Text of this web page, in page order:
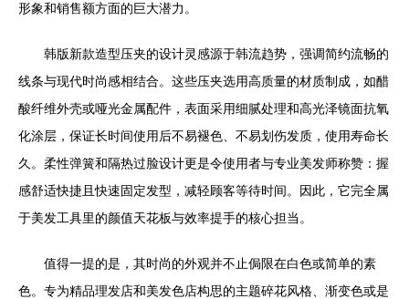
形象和销售额方面的巨大潜力。
韩版新款造型压夹的设计灵感源于韩流趋势，强调简约流畅的
线条与现代时尚感相结合。这些压夹选用高质量的材质制成，如醋
酸纤维外壳或哑光金属配件，表面采用细腻处理和高光泽镜面抗氧
化涂层，保证长时间使用后不易褪色、不易划伤发质，使用寿命长
久。柔性弹簧和隔热过脸设计更是令使用者与专业美发师称赞：握
感舒适快捷且快速固定发型，减轻顾客等待时间。因此，它完全属
于美发工具里的颜值天花板与效率提手的核心担当。
值得一提的是，其时尚的外观并不止侷限在白色或简单的素
色。专为精品理发店和美发色店构思的主题碎花风格、渐变色或是